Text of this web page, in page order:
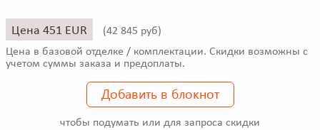
Цена 451 EUR (42 845 руб)
Цена в базовой отделке / комплектации. Скидки возможны с
учетом суммы заказа и предоплаты.
Добавить в блокнот
чтобы подумать или для запроса скидки